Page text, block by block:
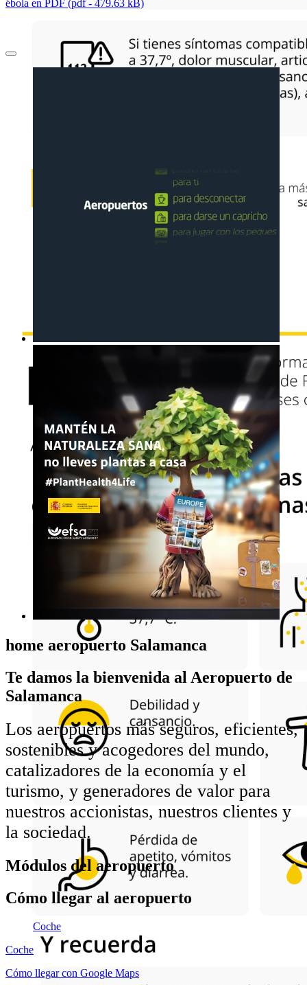
ébola en PDF (pdf - 479.63 kB)
home aeropuerto Salamanca
Te damos la bienvenida al Aeropuerto de
Salamanca
Los aeropuertos más seguros, eficientes,
sostenibles y acogedores del mundo,
catalizadores de la economía y el
turismo, y generadores de valor para
nuestros accionistas, nuestros clientes y
la sociedad.
Módulos del aeropuerto
Cómo llegar al aeropuerto
Coche
Coche
Cómo llegar con Google Maps